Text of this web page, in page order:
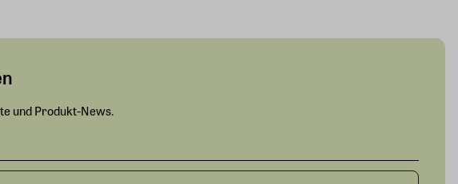
und Produkt-News.